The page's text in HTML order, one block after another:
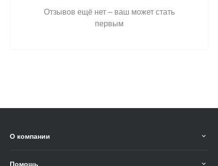
Отзывов ещё нет – ваш может стать
первым
О компании
Помощь